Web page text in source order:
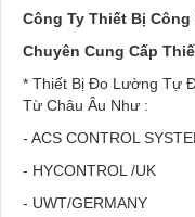
Công Ty Thiết Bị
Chuyên Cung Cấp
* Thiết Bị Đo Lường Tự
Từ Châu Âu Như :
- ACS CONTROL
- HYCONTROL /UK
- UWT/GERMANY